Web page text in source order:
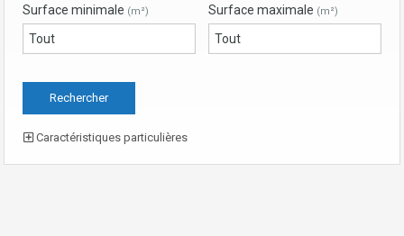
Surface minimale (m²) Surface maximale (m²)
Caractéristiques particulières